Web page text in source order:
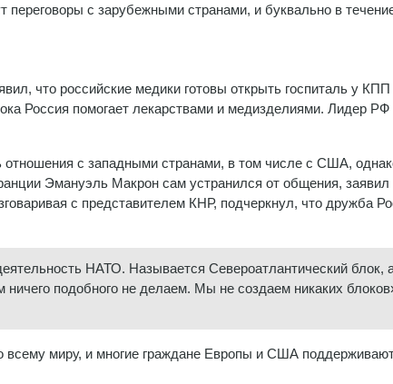
с зарубежными странами, и буквально в
что российские медики готовы открыть госпиталь у КПП
Россия помогает лекарствами и медизделиями. Лидер РФ
отношения с западными странами, в том числе с США,
Эмануэль Макрон сам устранился от общения, заявил
с представителем КНР, подчеркнул, что дружба
НАТО. Называется Североатлантический блок,
подобного не делаем. Мы не создаем никаких
всему миру, и многие граждане Европы и США